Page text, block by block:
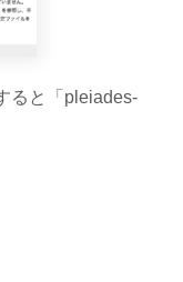
ると「pleiades-